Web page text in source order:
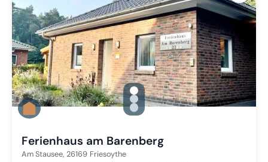
gallery.slide_selector
Zu Slide 1 wechseln
Zu Slide 2 wechseln
Zu Slide 3 wechseln
Ferienhaus am Barenberg
Am Stausee, 26169 Friesoythe